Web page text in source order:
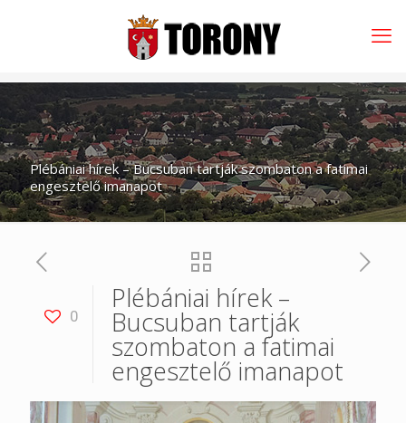
Plébániai hírek – Bucsuban tartják szombaton a fatimai
engesztelő imanapot
0
Plébániai hírek –
Bucsuban tartják
szombaton a fatimai
engesztelő imanapot